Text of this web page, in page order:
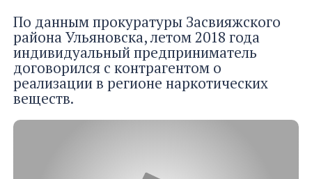
По данным прокуратуры Засвияжского
района Ульяновска, летом 2018 года
индивидуальный предприниматель
договорился с контрагентом о
реализации в регионе наркотических
веществ.